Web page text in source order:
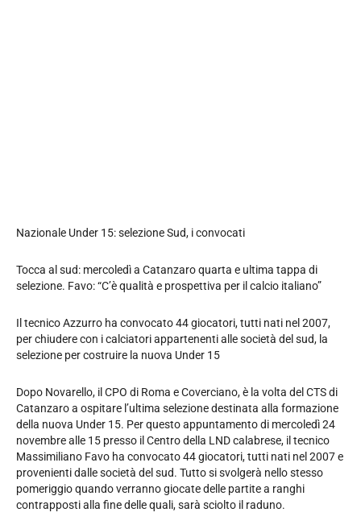
Nazionale Under 15: selezione Sud, i convocati
Tocca al sud: mercoledì a Catanzaro quarta e ultima tappa di
selezione. Favo: “C’è qualità e prospettiva per il calcio italiano”
Il tecnico Azzurro ha convocato 44 giocatori, tutti nati nel 2007,
per chiudere con i calciatori appartenenti alle società del sud, la
selezione per costruire la nuova Under 15
Dopo Novarello, il CPO di Roma e Coverciano, è la volta del CTS di
Catanzaro a ospitare l’ultima selezione destinata alla formazione
della nuova Under 15. Per questo appuntamento di mercoledì 24
novembre alle 15 presso il Centro della LND calabrese, il tecnico
Massimiliano Favo ha convocato 44 giocatori, tutti nati nel 2007 e
provenienti dalle società del sud. Tutto si svolgerà nello stesso
pomeriggio quando verranno giocate delle partite a ranghi
contrapposti alla fine delle quali, sarà sciolto il raduno.